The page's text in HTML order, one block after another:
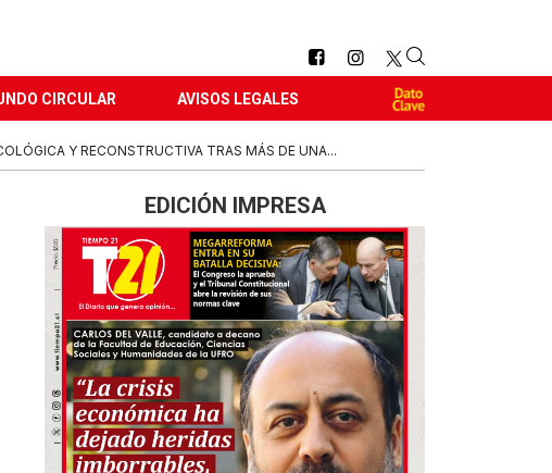
CIRCULAR AVISOS LEGALES
Y RECONSTRUCTIVA TRAS MÁS DE UNA...
EDICIÓN IMPRESA